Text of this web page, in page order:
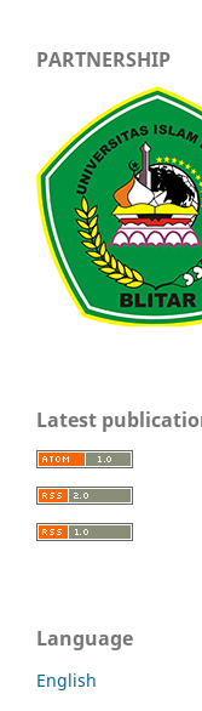
PARTNERSHIP
Latest
Language
English